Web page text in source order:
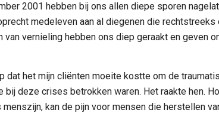
2001 hebben bij ons allen diepe sporen
medeleven aan al diegenen die
vernieling hebben ons diep geraakt en geven
het mijn cliënten moeite kostte om de
deze crises betrokken waren. Het raakte hen.
kan de pijn voor mensen die herstellen